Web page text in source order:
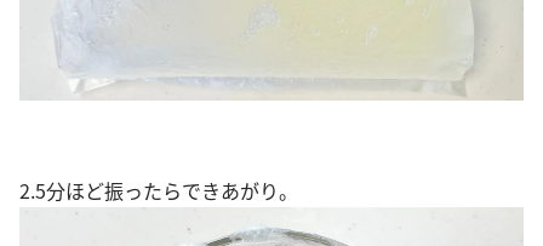
2.5分ほど振ったらできあがり。